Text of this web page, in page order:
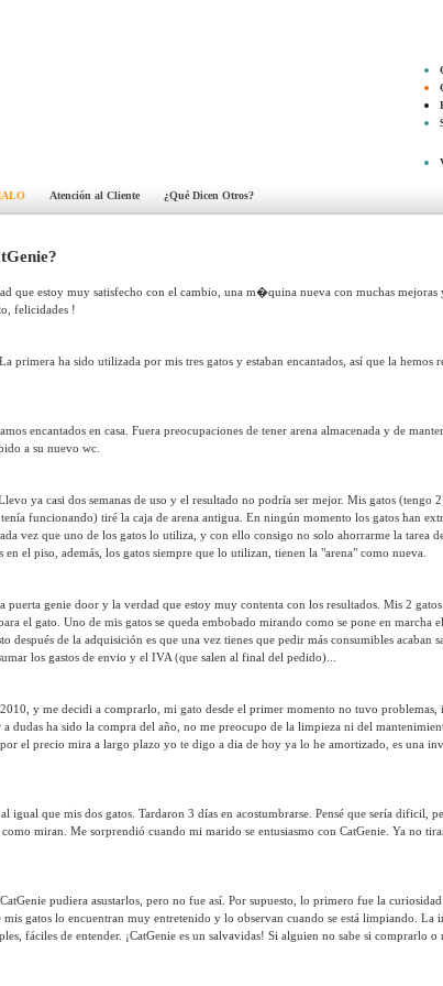
Atención al Cliente ¿Qué Dicen Otros?
que estoy muy satisfecho con el cambio, una m�quina nueva con muchas mejoras
felicidades !
primera ha sido utilizada por mis tres gatos y estaban encantados, así que la hemos
encantados en casa. Fuera preocupaciones de tener arena almacenada y de
a su nuevo wc.
ya casi dos semanas de uso y el resultado no podría ser mejor. Mis gatos (tengo
funcionando) tiré la caja de arena antigua. En ningún momento los gatos han
vez que uno de los gatos lo utiliza, y con ello consigo no solo ahorrarme la tarea
el piso, además, los gatos siempre que lo utilizan, tienen la "arena" como nueva.
puerta genie door y la verdad que estoy muy contenta con los resultados. Mis 2
el gato. Uno de mis gatos se queda embobado mirando como se pone en marcha
después de la adquisición es que una vez tienes que pedir más consumibles acaban
los gastos de envio y el IVA (que salen al final del pedido)...
y me decidi a comprarlo, mi gato desde el primer momento no tuvo problemas,
dudas ha sido la compra del año, no me preocupo de la limpieza ni del
el precio mira a largo plazo yo te digo a dia de hoy ya lo he amortizado, es una
igual que mis dos gatos. Tardaron 3 días en acostumbrarse. Pensé que sería dificil,
miran. Me sorprendió cuando mi marido se entusiasmo con CatGenie. Ya no
pudiera asustarlos, pero no fue así. Por supuesto, lo primero fue la
gatos lo encuentran muy entretenido y lo observan cuando se está limpiando. La
fáciles de entender. ¡CatGenie es un salvavidas! Si alguien no sabe si comprarlo o